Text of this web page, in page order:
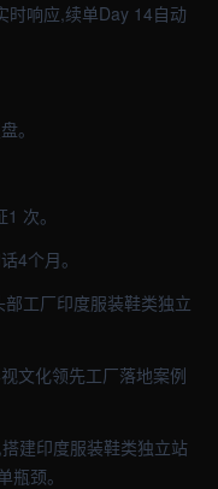
时响应,续单Day 14自动
。
次。
4个月。
工厂印度服装鞋类独立
文化领先工厂落地案例
建印度服装鞋类独立站
颈。